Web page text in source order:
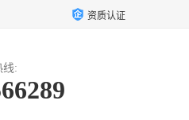
资质认证
线: